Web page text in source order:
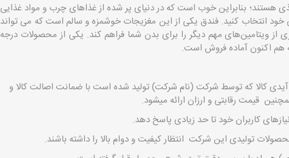
هستند؛ بنابراین خوب است که در دنیای پر شده از غذاهای چرب و مواد غذایی
خود انتخاب کنید. فندق یکی از این مغزیجات خوشمزه و سالم است که می تواند
از ویتامین‌های مهم دیگر را برای بدن شما فراهم کند. یکی از محصولات درجه
هم اکنون آماده فروش است.
آیدی کالا که توسط شرکت (نام شرکت) تولید شده است با ضمانت اصالت کالا و
قیمت رقابتی و ارزان ارائه میشود.
کاربران خود تا حد زیادی پاسخ دهد.
تولیدی این شرکت انتظار کیفیت و دوام بالا را داشته باشند.